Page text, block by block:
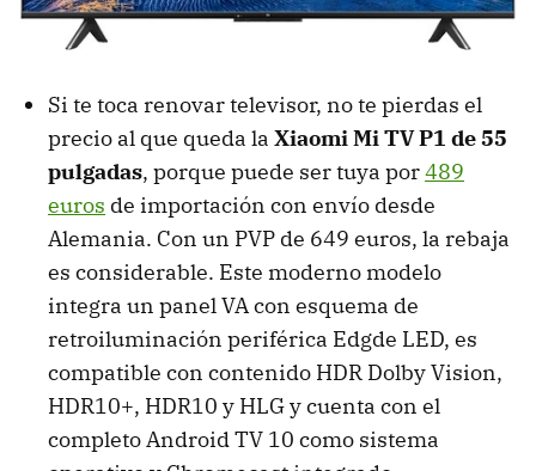
Si te toca renovar televisor, no te pierdas el
precio al que queda la Xiaomi Mi TV P1 de 55
pulgadas, porque puede ser tuya por489
euros de importación con envío desde
Alemania. Con un PVP de 649 euros, la rebaja
es considerable. Este moderno modelo
integra un panel VA con esquema de
retroiluminación periférica Edgde LED, es
compatible con contenido HDR Dolby Vision,
HDR10+, HDR10 y HLG y cuenta con el
completo Android TV 10 como sistema